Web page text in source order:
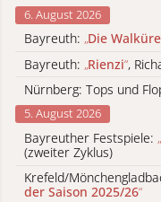
6. August 2026
Bayreuth: „Die Walküre
Bayreuth: „Rienzi“,
Nürnberg: Tops und
5. August 2026
Bayreuther Festspiele: „
(zweiter Zyklus)
Krefeld/
der Saison 2025/26“